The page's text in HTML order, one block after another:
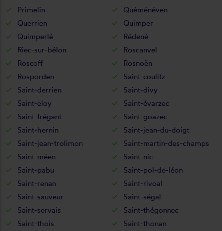
Primelin
Quéménéven
Querrien
Quimper
Quimperlé
Rédené
Riec-sur-bélon
Roscanvel
Roscoff
Rosnoën
Rosporden
Saint-coulitz
Saint-derrien
Saint-divy
Saint-eloy
Saint-évarzec
Saint-frégant
Saint-goazec
Saint-hernin
Saint-jean-du-doigt
Saint-jean-trolimon
Saint-martin-des-champs
Saint-méen
Saint-nic
Saint-pabu
Saint-pol-de-léon
Saint-renan
Saint-rivoal
Saint-sauveur
Saint-ségal
Saint-servais
Saint-thégonnec
Saint-thois
Saint-thonan